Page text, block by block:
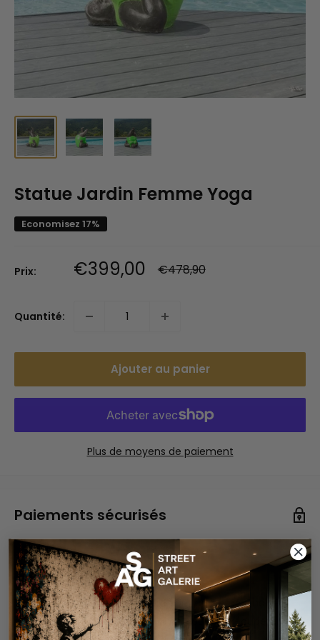
Statue Jardin Femme Yoga
Economisez 17%
Prix: Prix
réduit
€399,00 Prix
normal
€478,90
Quantité:
Ajouter au panier
Plus de moyens de paiement
Paiements sécurisés
Vos informations de paiement sont gérées de manière
sécurisée. Nous ne stockons ni ne pouvons récupérer